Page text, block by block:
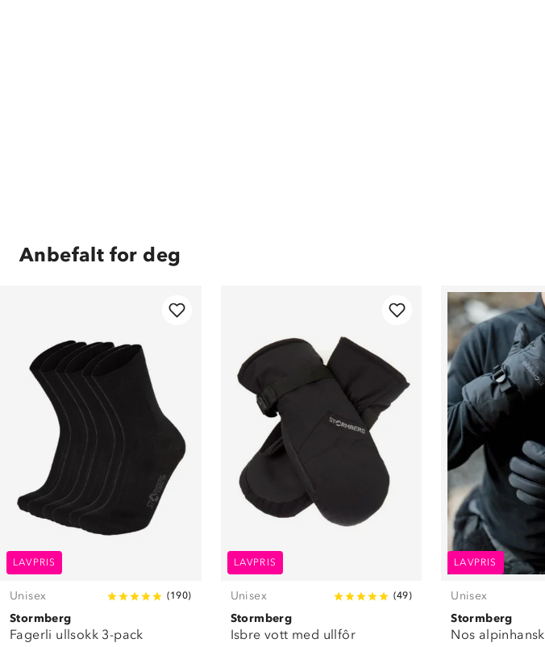
Anbefalt for deg
LAVPRIS
Unisex (190)
Stormberg
Fagerli ullsokk 3-pack
LAVPRIS
Unisex (49)
Stormberg
Isbre vott med ullfôr
LAVPRIS
Unisex
Stormberg
Nos